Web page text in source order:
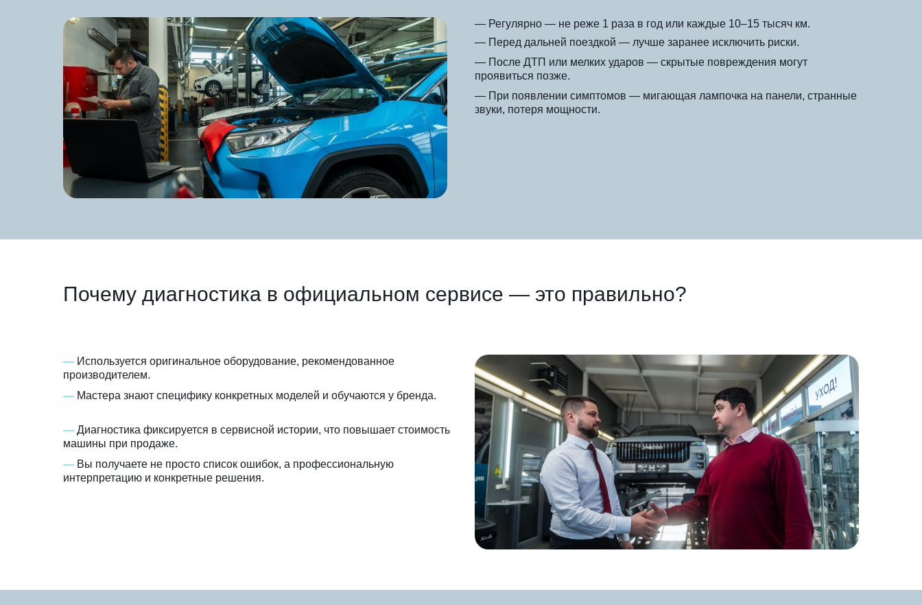
— Регулярно — не реже 1 раза в год или каждые 10–15 тысяч км.
— Перед дальней поездкой — лучше заранее исключить риски.
— После ДТП или мелких ударов — скрытые повреждения могут
проявиться позже.
— При появлении симптомов — мигающая лампочка на панели, странные
звуки, потеря мощности.
Почему диагностика в официальном сервисе — это правильно?
— Используется оригинальное оборудование, рекомендованное
производителем.
— Мастера знают специфику конкретных моделей и обучаются у бренда.
— Диагностика фиксируется в сервисной истории, что повышает стоимость
машины при продаже.
— Вы получаете не просто список ошибок, а профессиональную
интерпретацию и конкретные решения.